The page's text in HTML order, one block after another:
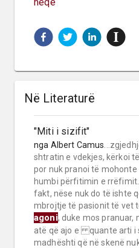
Në Literaturë
"Miti i sizifit"
nga Albert Camus
shtratin e vdekjes, kërkoi
por nuk pranoi të mohonte
humbi përfitimin e
fakt, nëse nuk do të ishte
mbrojtje të pasionit të vet
agoni, duke mos pranuar,
atë që ajo e quante arti i
madhështi që në skenë